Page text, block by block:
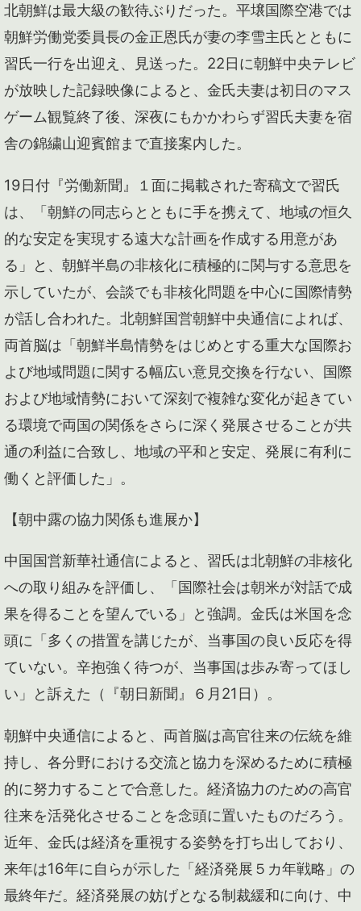
北朝鮮は最大級の歓待ぶりだった。平壌国際空港では
朝鮮労働党委員長の金正恩氏が妻の李雪主氏とともに
習氏一行を出迎え、見送った。22日に朝鮮中央テレビ
が放映した記録映像によると、金氏夫妻は初日のマス
ゲーム観覧終了後、深夜にもかかわらず習氏夫妻を宿
舎の錦繍山迎賓館まで直接案内した。
19日付『労働新聞』１面に掲載された寄稿文で習氏
は、「朝鮮の同志らとともに手を携えて、地域の恒久
的な安定を実現する遠大な計画を作成する用意があ
る」と、朝鮮半島の非核化に積極的に関与する意思を
示していたが、会談でも非核化問題を中心に国際情勢
が話し合われた。北朝鮮国営朝鮮中央通信によれば、
両首脳は「朝鮮半島情勢をはじめとする重大な国際お
よび地域問題に関する幅広い意見交換を行ない、国際
および地域情勢において深刻で複雑な変化が起きてい
る環境で両国の関係をさらに深く発展させることが共
通の利益に合致し、地域の平和と安定、発展に有利に
働くと評価した」。
【朝中露の協力関係も進展か】
中国国営新華社通信によると、習氏は北朝鮮の非核化
への取り組みを評価し、「国際社会は朝米が対話で成
果を得ることを望んでいる」と強調。金氏は米国を念
頭に「多くの措置を講じたが、当事国の良い反応を得
ていない。辛抱強く待つが、当事国は歩み寄ってほし
い」と訴えた（『朝日新聞』６月21日）。
朝鮮中央通信によると、両首脳は高官往来の伝統を維
持し、各分野における交流と協力を深めるために積極
的に努力することで合意した。経済協力のための高官
往来を活発化させることを念頭に置いたものだろう。
近年、金氏は経済を重視する姿勢を打ち出しており、
来年は16年に自らが示した「経済発展５カ年戦略」の
最終年だ。経済発展の妨げとなる制裁緩和に向け、中